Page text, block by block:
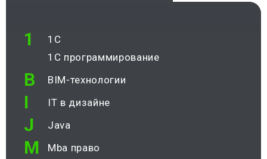
1
1С
1С программирование
B BIM-технологии
I IT в дизайне
J Java
M mba право